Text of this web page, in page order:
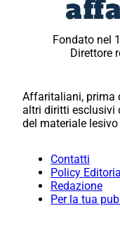
Fondato nel
Direttore
Affaritaliani, prima
altri diritti esclusivi
del materiale
Contatti
Policy
Redazione
Per la tua